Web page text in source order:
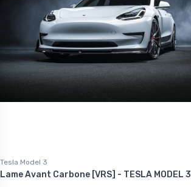
Tesla Model 3
Lame Avant Carbone [VRS] - TESLA MODEL 3